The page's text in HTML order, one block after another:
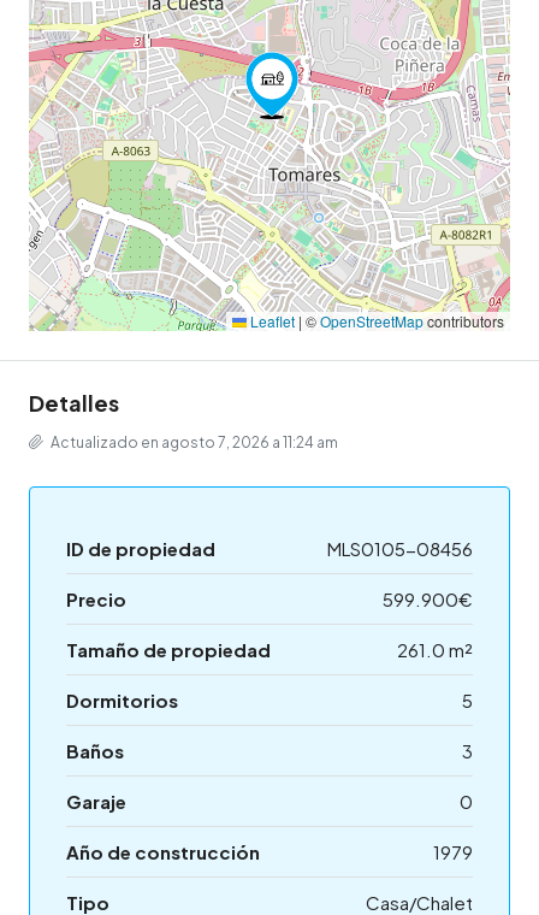
Leaflet | ©OpenStreetMapcontributors
Detalles
Actualizado en agosto 7, 2026 a 11:24 am
ID de propiedad MLS0105-08456
Precio 599.900€
Tamaño de propiedad 261.0 m²
Dormitorios 5
Baños 3
Garaje 0
Año de construcción 1979
Tipo Casa/Chalet